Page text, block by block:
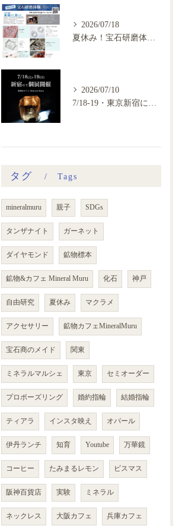
2026/07/18
2026/07/10
タグ Tags
mineralmuru 親子 SDGs
タンザナイト ガーネット
ダイヤモンド 鉱物標本
鉱物&カフェ Mineral Muru 化石 神戸
自由研究 夏休み マクラメ
アクセサリー 鉱物カフェMineralMuru
宝石商のメイド 関東
ミネラルマルシェ 東京 セミオーダー
プロポーズリング 婚約指輪 結婚指輪
ティアラ インスタ映え オパール
伊丹ランチ 知育 Youtube 万華鏡
コーヒー たみまるレモン ビスマス
阪神百貨店 実験 ミネラル
ネックレス 大阪カフェ 兵庫カフェ